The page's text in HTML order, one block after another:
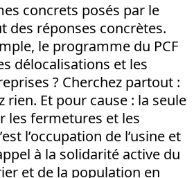
concrets posés par le
des réponses concrètes.
le programme du PCF
délocalisations et les
? Cherchez partout :
rien. Et pour cause : la seule
les fermetures et les
l’occupation de l’usine et
à la solidarité active du
et de la population en